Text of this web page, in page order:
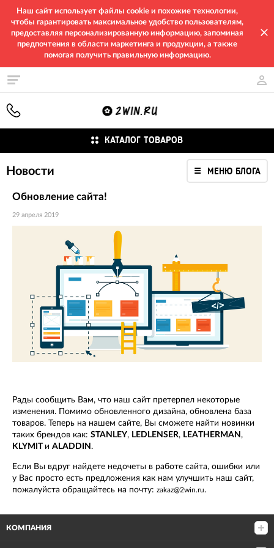
Наш сайт использует файлы cookie и похожие технологии,
чтобы гарантировать максимальное удобство пользователям,
предоставляя персонализированную информацию, запоминая
предпочтения в области маркетинга и продукции, а также
помогая получить правильную информацию.
КАТАЛОГ ТОВАРОВ
МЕНЮ БЛОГА
Новости
Обновление сайта!
29 апреля 2019
Рады сообщить Вам, что наш сайт претерпел некоторые
изменения. Помимо обновленного дизайна, обновлена база
товаров. Теперь на нашем сайте, Вы сможете найти новинки
таких брендов как: STANLEY, LEDLENSER, LEATHERMAN ,
KLYMIT и ALADDIN .
Если Вы вдруг найдете недочеты в работе сайта, ошибки или
у Вас просто есть предложения как нам улучшить наш сайт,
пожалуйста обращайтесь на почту: zakaz@2win.ru.
КОМПАНИЯ